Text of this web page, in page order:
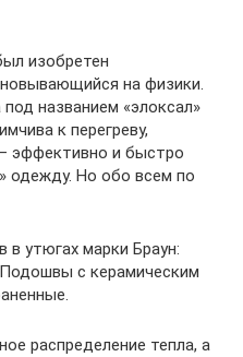
изобретен
на физики.
названием «элоксал»
к перегреву,
эффективно и быстро
одежду. Но обо всем по
утюгах марки Браун:
с керамическим
распределение тепла, а